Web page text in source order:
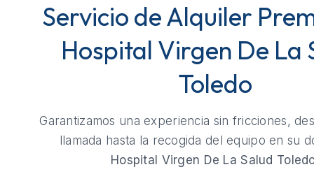
Servicio de Alquiler
Hospital Virgen De La
Toledo
Garantizamos una experiencia sin fricciones,
llamada hasta la recogida del equipo en su
Hospital Virgen De La Salud